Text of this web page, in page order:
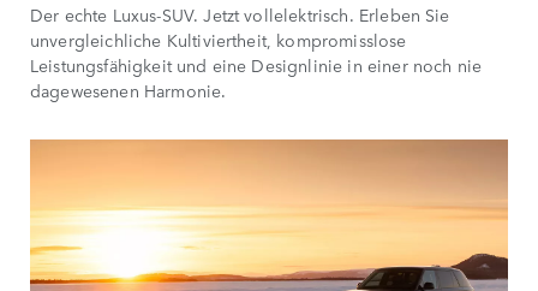
Der echte Luxus-SUV. Jetzt vollelektrisch. Erleben Sie
unvergleichliche Kultiviertheit, kompromisslose
Leistungsfähigkeit und eine Designlinie in einer noch nie
dagewesenen Harmonie.